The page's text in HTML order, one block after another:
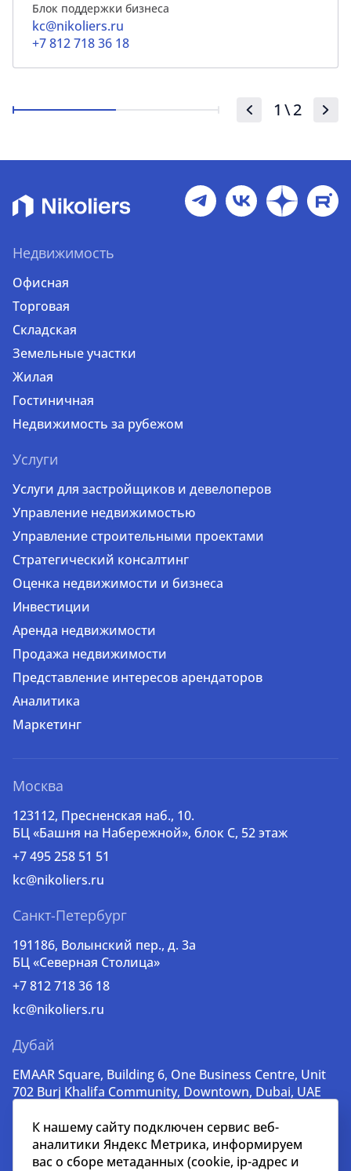
Блок поддержки бизнеса
kc@nikoliers.ru
+7 812 718 36 18
1 \2
Недвижимость
Офисная
Торговая
Складская
Земельные участки
Жилая
Гостиничная
Недвижимость за рубежом
Услуги
Услуги для застройщиков и девелоперов
Управление недвижимостью
Управление строительными проектами
Стратегический консалтинг
Оценка недвижимости и бизнеса
Инвестиции
Аренда недвижимости
Продажа недвижимости
Представление интересов арендаторов
Аналитика
Маркетинг
Москва
123112, Пресненская наб., 10.
БЦ «Башня на Набережной», блок С, 52 этаж
+7 495 258 51 51
kc@nikoliers.ru
Санкт-Петербург
191186, Волынский пер., д. 3a
БЦ «Северная Столица»
+7 812 718 36 18
kc@nikoliers.ru
Дубай
EMAAR Square, Building 6, One Business Centre, Unit
702 Burj Khalifa Community, Downtown, Dubai, UAE
lead@nikoliers-global.com
К нашему сайту подключен сервис веб-
аналитики Яндекс Метрика, информируем
вас о сборе метаданных (cookie, ip-адрес и